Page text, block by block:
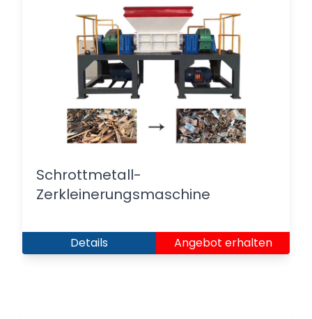
Schrottmetall-
Zerkleinerungsmaschine
Details Angebot erhalten